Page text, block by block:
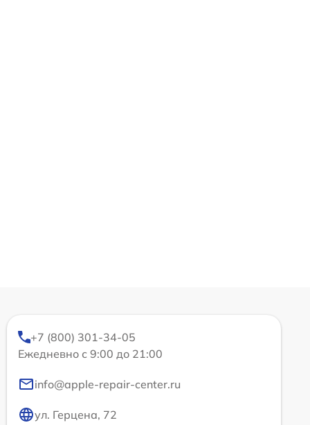
+7 (800) 301-34-05
Ежедневно с 9:00 до 21:00
info@apple-repair-center.ru
ул. Герцена, 72